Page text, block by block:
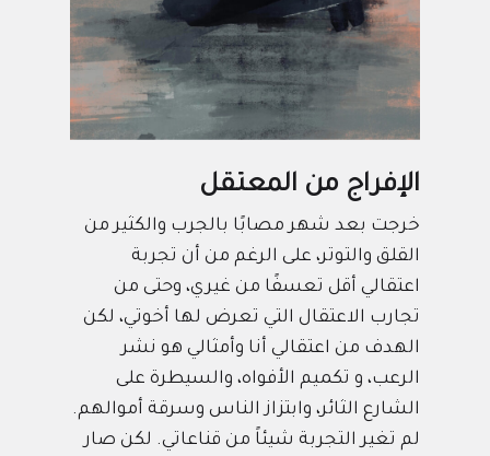
الإفراج من المعتقل
خرجت بعد شهر مصابًا بالجرب والكثير من
القلق والتوتر، على الرغم من أن تجربة
اعتقالي أقل تعسفًا من غيري، وحتى من
تجارب الاعتقال التي تعرض لها أخوتي، لكن
الهدف من اعتقالي أنا وأمثالي هو نشر
الرعب، و تكميم الأفواه، والسيطرة على
الشارع الثائر، وابتزاز الناس وسرقة أموالهم.
لم تغير التجربة شيئاً من قناعاتي. لكن صار